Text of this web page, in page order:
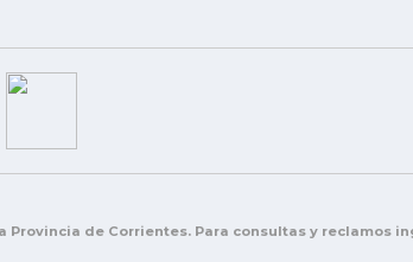
de Corrientes. Para consultas y reclamos